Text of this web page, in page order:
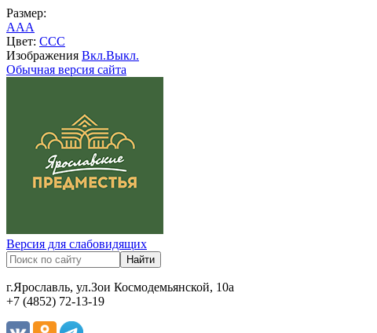
Размер:
AAA
Цвет: CCC
Изображения Вкл.Выкл.
Обычная версия сайта
Версия для слабовидящих
г.Ярославль, ул.Зои Космодемьянской, 10а
+7 (4852) 72-13-19